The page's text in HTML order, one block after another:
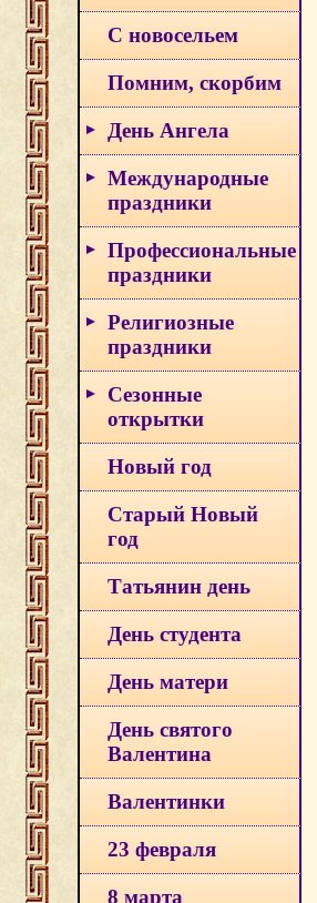
С новосельем
Помним, скорбим
День Ангела
Международные
праздники
Профессиональные
праздники
Религиозные
праздники
Сезонные
открытки
Новый год
Старый Новый
год
Татьянин день
День студента
День матери
День святого
Валентина
Валентинки
23 февраля
8 марта